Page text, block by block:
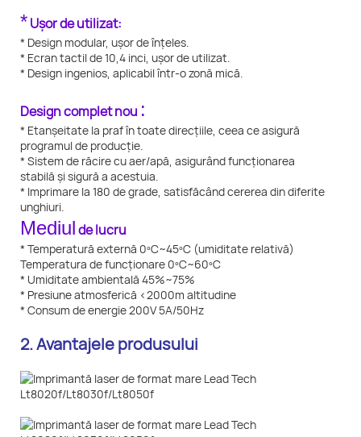
*Ușor de utilizat:
* Design modular, ușor de înțeles.
* Ecran tactil de 10,4 inci, ușor de utilizat.
* Design ingenios, aplicabil într-o zonă mică.
Design complet nou :
* Etanșeitate la praf în toate direcțiile, ceea ce asigură
programul de producție.
* Sistem de răcire cu aer/apă, asigurând funcționarea
stabilă și sigură a acestuia.
* Imprimare la 180 de grade, satisfăcând cererea din diferite
unghiuri.
Mediulde lucru
* Temperatură externă 0ºC~45ºC (umiditate relativă)
Temperatura de funcționare 0ºC~60ºC
* Umiditate ambientală 45%~75%
* Presiune atmosferică <2000m altitudine
* Consum de energie 200V 5A/50Hz
2. Avantajele produsului